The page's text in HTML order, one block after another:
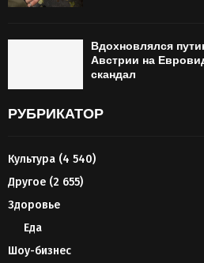
Вдохновлялся
Австрии на
скандал
РУБРИКАТОР
Культура (4 540)
Другое (2 655)
Здоровье
Еда
Шоу-бизнес